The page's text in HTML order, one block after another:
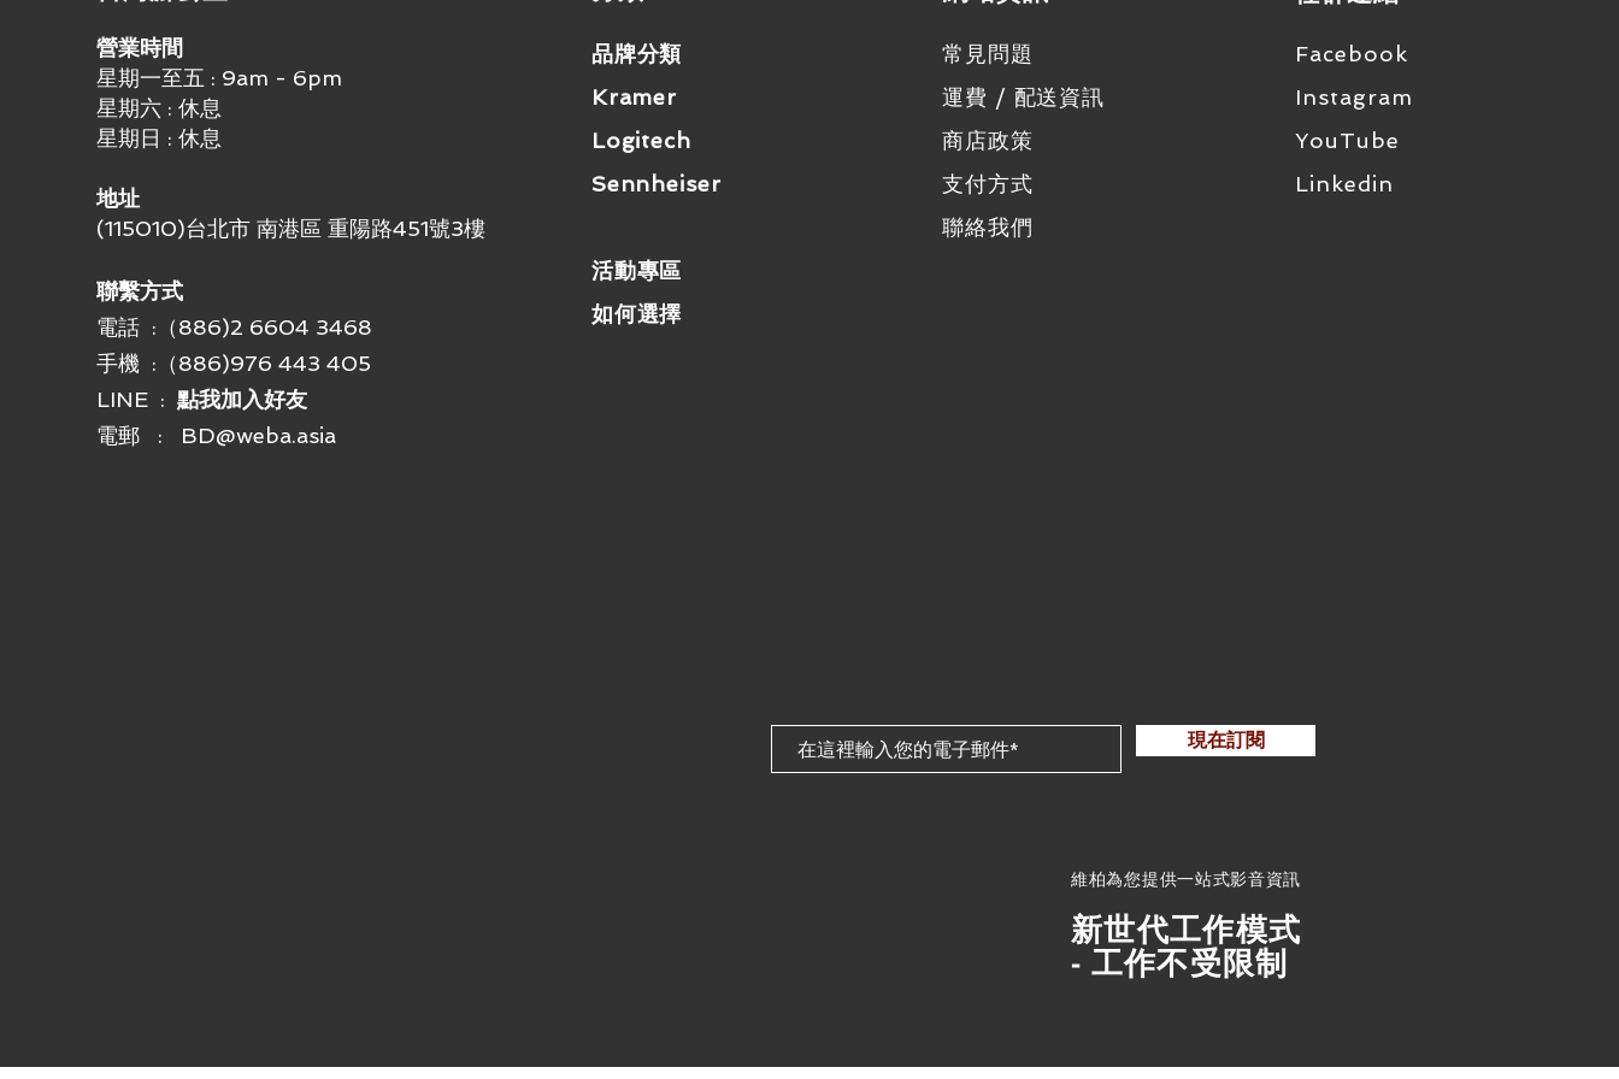
營業時間
星期一至五 : 9am - 6pm
星期六 : 休息
星期日 : 休息
地址
(115010)台北市 南港區 重陽路451號3樓
聯繫方式
電話 :（886)2 6604 3468
手機 : （886)976 443 405
LINE :點我加入好友
電郵 : BD@weba.asia
品牌分類
Kramer
Logitech
Sennheiser
活動專區
如何選擇
常見問題
運費 / 配送資訊
商店政策
支付方式
聯絡我們
Facebook
Instagram
YouTube
Linkedin
現在訂閱
維柏為您提供一站式影音資訊
新世代工作模式
- 工作不受限制